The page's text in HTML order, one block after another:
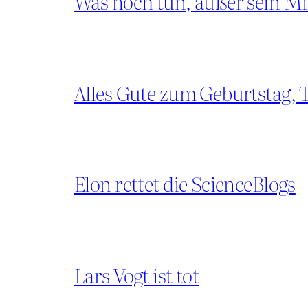
Alles Gute zum Geburtstag,
Elon rettet die ScienceBlogs
Lars Vogt ist tot